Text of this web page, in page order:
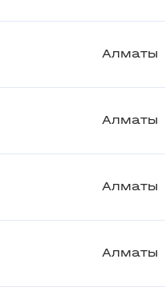
Алматы
Алматы
Алматы
Алматы